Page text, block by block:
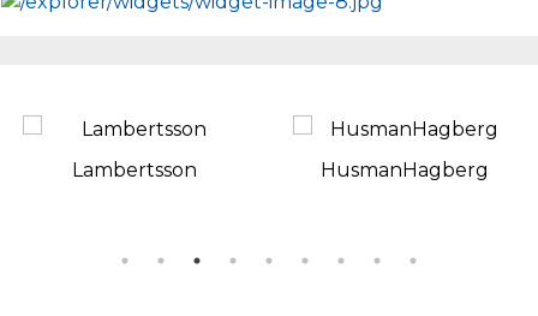
Lambertsson HusmanHagberg